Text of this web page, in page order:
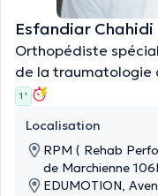
Esfandiar Chahidi
Orthopédiste
de la traumatologie
1 '
Localisation
RPM ( Rehab
de Marchienne
EDUMOTION,